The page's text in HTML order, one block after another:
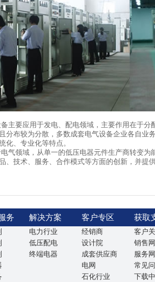
要应用于发电、配电领域，主要作用在于分
分布较为分散，多数成套电气设备企业各自
化、专业化等特点。
领域，从单一的低压电器元件生产商转变为
、技术、服务、合作模式等方面的创新，并提
务 解决方案 客户专区 获取
电力行业
低压配电
终端电器
经销商
设计院
成套供应商
电网
石化行业
客户
销售
服务
常见
下载